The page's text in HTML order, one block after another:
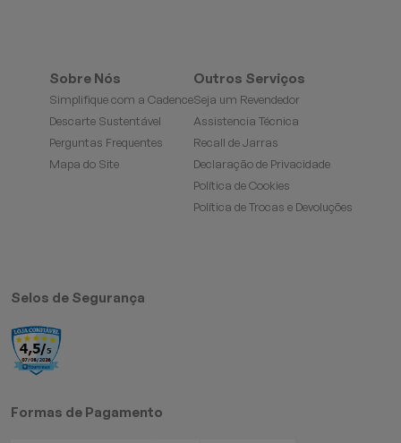
Sobre Nós
Simplifique com a Cadence
Descarte Sustentável
Perguntas Frequentes
Mapa do Site
Outros Serviços
Seja um Revendedor
Assistencia Técnica
Recall de Jarras
Declaração de Privacidade
Política de Cookies
Política de Trocas e Devoluções
Selos de Segurança
Formas de Pagamento